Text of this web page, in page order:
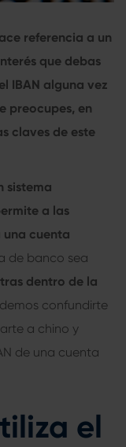
referencia a un
que debas
IBAN alguna vez
preocupes, en
claves de este
sistema
a las
cuenta
de banco sea
dentro de la
confundirte
a chino y
de una cuenta
el